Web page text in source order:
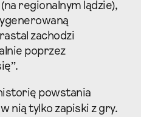
regionalnym lądzie),
zachodzi
poprzez
powstania
w nią tylko zapiski z gry.